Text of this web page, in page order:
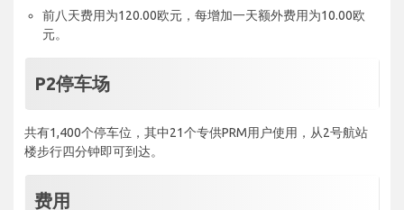
前八天费用为120.00欧元，每增加一天额外费用为10.00欧
元。
P2停车场
共有1,400个停车位，其中21个专供PRM用户使用，从2号航站
楼步行四分钟即可到达。
费用